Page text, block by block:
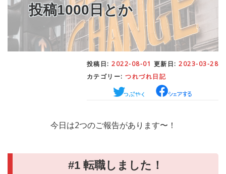
STUDY– 留学関連情報
WORK– デンマークの働き方
– 日本人の考察
MEDIA– メディア掲載 TRAVEL– 旅行
EVERYDAY– 日常ブログ
投稿1000日とか
投稿日: 2022-08-01 更新日: 2023-03-28
カテゴリー: つれづれ日記
今日は2つのご報告があります〜！
#1 転職しました！